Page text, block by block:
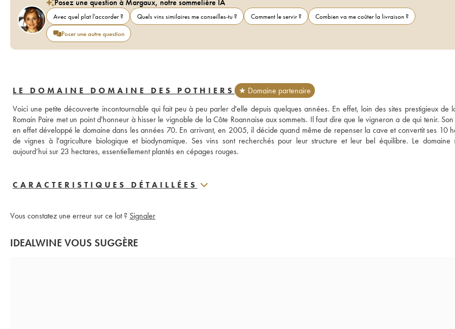
Posez une question à Margaux, notre sommelière IA
Avec quel plat l'accorder ? Quels vins similaires me conseilles-tu ? Comment le servir ?
Combien va me coûter la livraison ?
Poser une autre question
LE DOMAINE DOMAINE DES POTHIERS
★ Domaine partenaire
Voici une petite découverte incontournable qui fait peu à peu parler d'elle depuis quelques années. En effet, loin des sites prestigieux de
Romain Paire met un point d'honneur à hisser le vignoble de la Côte Roannaise aux sommets. Il faut dire que le vigneron a de qui tenir.
en effet développé le domaine dans les années 70. En arrivant, en 2005, il décide quand même de repenser la cave et convertit ses 10
de vignes à l'agriculture biologique et biodynamique. Ses vins sont recherchés pour leur structure et leur bel équilibre. Le domaine
aujourd’hui sur 23 hectares, essentiellement plantés en cépages rouges.
CARACTERISTIQUES DÉTAILLÉES
Vous constatez une erreur sur ce lot ? Signaler
IDEALWINE VOUS SUGGÈRE